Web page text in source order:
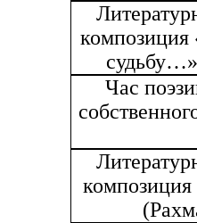
композиция
Час